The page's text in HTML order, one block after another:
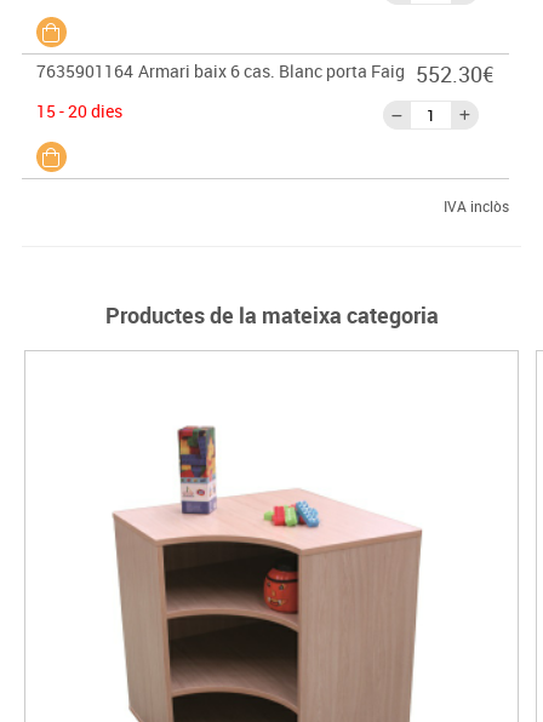
7635901164 Armari baix 6 cas. Blanc porta Faig
15 - 20 dies
552.30€
IVA inclòs
Productes de la mateixa categoria